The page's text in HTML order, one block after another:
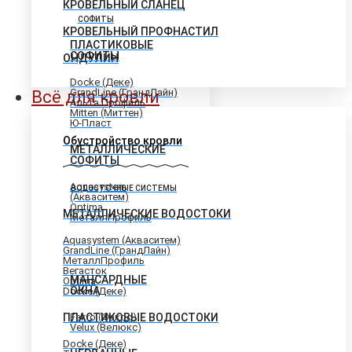
СОФИТЫ
ПЛАСТИКОВЫЕ
СОФИТЫ
Docke (Деке)
GrandLine (ГрандЛайн)
Альта Профиль
Mitten (Миттен)
Ю-Пласт
МЕТАЛЛИЧЕСКИЕ
СОФИТЫ
Aquasystem
(Акваситем)
Optima
МеталлПрофиль
МАНСАРДНЫЕ
ОКНА
Fakro (Факро)
Velux (Велюкс)
КРОВЕЛЬНЫЙ СЛАНЕЦ
КРОВЕЛЬНЫЙ ПРОФНАСТИЛ
ОНДУЛИН
Всё для кровли
Обустройство кровли
ВОДОСТОЧНЫЕ СИСТЕМЫ
МЕТАЛЛИЧЕСКИЕ ВОДОСТОКИ
Aquasystem (Акваситем)
GrandLine (ГрандЛайн)
МеталлПрофиль
Вегасток
Optima
Docke (Деке)
ПЛАСТИКОВЫЕ ВОДОСТОКИ
Docke (Деке)